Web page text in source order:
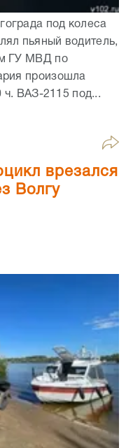
под колеса
пьяный водитель,
ГУ МВД по
произошла
ч. ВАЗ-2115 под...
врезался
Волгу